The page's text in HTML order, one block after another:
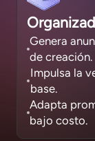
Genera
de creación.
Impulsa la
base.
Adapta
bajo costo.